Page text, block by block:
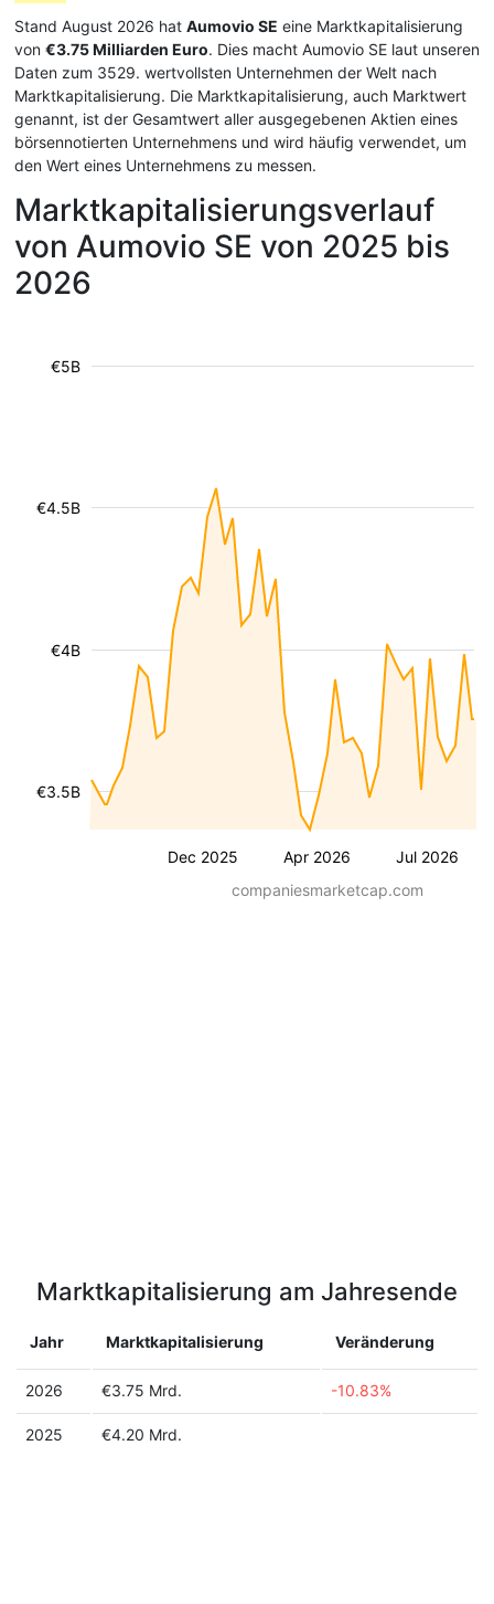
Stand August 2026 hat Aumovio SE eine Marktkapitalisierung
von €3.75 Milliarden Euro. Dies macht Aumovio SE laut unseren
Daten zum 3529. wertvollsten Unternehmen der Welt nach
Marktkapitalisierung. Die Marktkapitalisierung, auch Marktwert
genannt, ist der Gesamtwert aller ausgegebenen Aktien eines
börsennotierten Unternehmens und wird häufig verwendet, um
den Wert eines Unternehmens zu messen.
Marktkapitalisierungsverlauf
von Aumovio SE von 2025 bis
2026
Dec 2025 Apr 2026 Jul 2026
€3.5B
€4B
€4.5B
€5B
companiesmarketcap.com
Marktkapitalisierung am Jahresende
Jahr Marktkapitalisierung Veränderung
2026 €3.75 Mrd. -10.83%
2025 €4.20 Mrd.